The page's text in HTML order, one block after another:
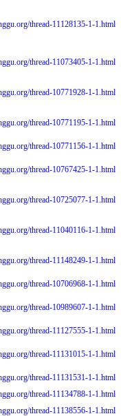
thread-11128135-1-1.html
thread-11073405-1-1.html
thread-10771928-1-1.html
thread-10771195-1-1.html
thread-10771156-1-1.html
thread-10767425-1-1.html
thread-10725077-1-1.html
thread-11040116-1-1.html
thread-11148249-1-1.html
thread-10706968-1-1.html
thread-10989607-1-1.html
thread-11127555-1-1.html
thread-11131015-1-1.html
thread-11131531-1-1.html
thread-11134788-1-1.html
thread-11138556-1-1.html